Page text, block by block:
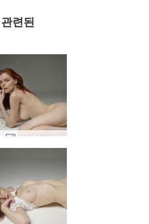
관련된
뷔 밀키 #41